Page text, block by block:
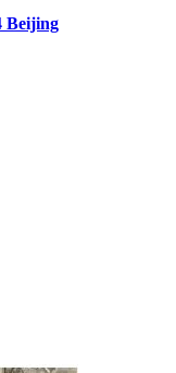
Beijing